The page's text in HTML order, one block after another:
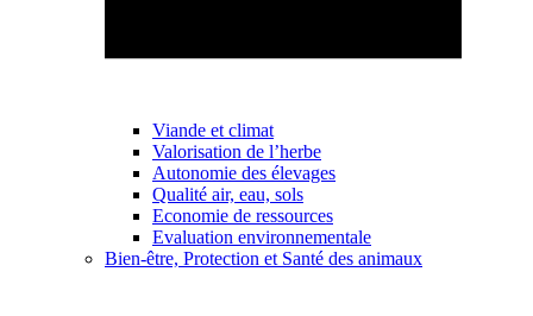
Viande et climat
Valorisation de l’herbe
Autonomie des élevages
Qualité air, eau, sols
Economie de ressources
Evaluation environnementale
Bien-être, Protection et Santé des animaux